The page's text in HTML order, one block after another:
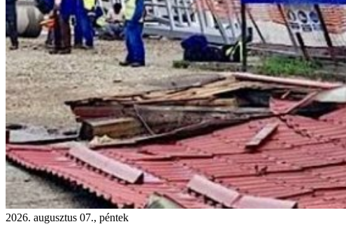
2026. augusztus 07., péntek